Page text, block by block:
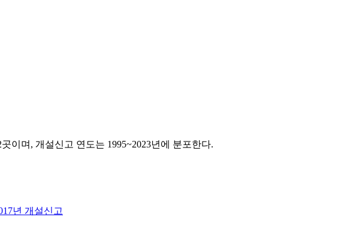
이며, 개설신고 연도는 1995~2023년에 분포한다.
년 개설신고